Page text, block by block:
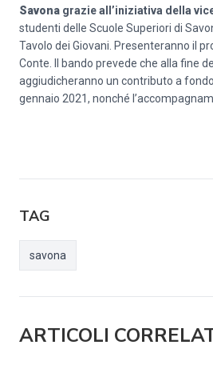
Savona grazie all’iniziativa della
studenti delle Scuole Superiori di
Tavolo dei Giovani. Presenteranno il
Conte. Il bando prevede che alla fine
aggiudicheranno un contributo a
gennaio 2021, nonché
TAG
savona
ARTICOLI